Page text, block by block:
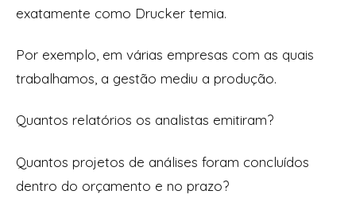
exatamente como Drucker temia.
Por exemplo, em várias empresas com as quais
trabalhamos, a gestão mediu a produção.
Quantos relatórios os analistas emitiram?
Quantos projetos de análises foram concluídos
dentro do orçamento e no prazo?